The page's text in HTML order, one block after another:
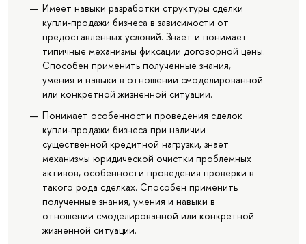
Имеет навыки разработки структуры сделки
купли-продажи бизнеса в зависимости от
предоставленных условий. Знает и понимает
типичные механизмы фиксации договорной цены.
Способен применить полученные знания,
умения и навыки в отношении смоделированной
или конкретной жизненной ситуации.
Понимает особенности проведения сделок
купли-продажи бизнеса при наличии
существенной кредитной нагрузки, знает
механизмы юридической очистки проблемных
активов, особенности проведения проверки в
такого рода сделках. Способен применить
полученные знания, умения и навыки в
отношении смоделированной или конкретной
жизненной ситуации.